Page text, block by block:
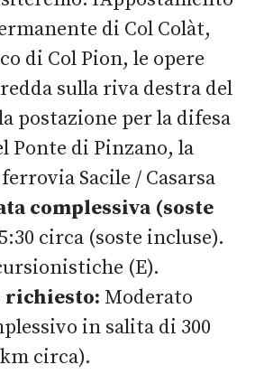
di Col Colàt,
di Col Pion, le opere
sulla riva destra del
postazione per la difesa
Ponte di Pinzano, la
Sacile / Casarsa
complessiva (soste
circa (soste incluse).
(E).
richiesto: Moderato
in salita di 300
circa).